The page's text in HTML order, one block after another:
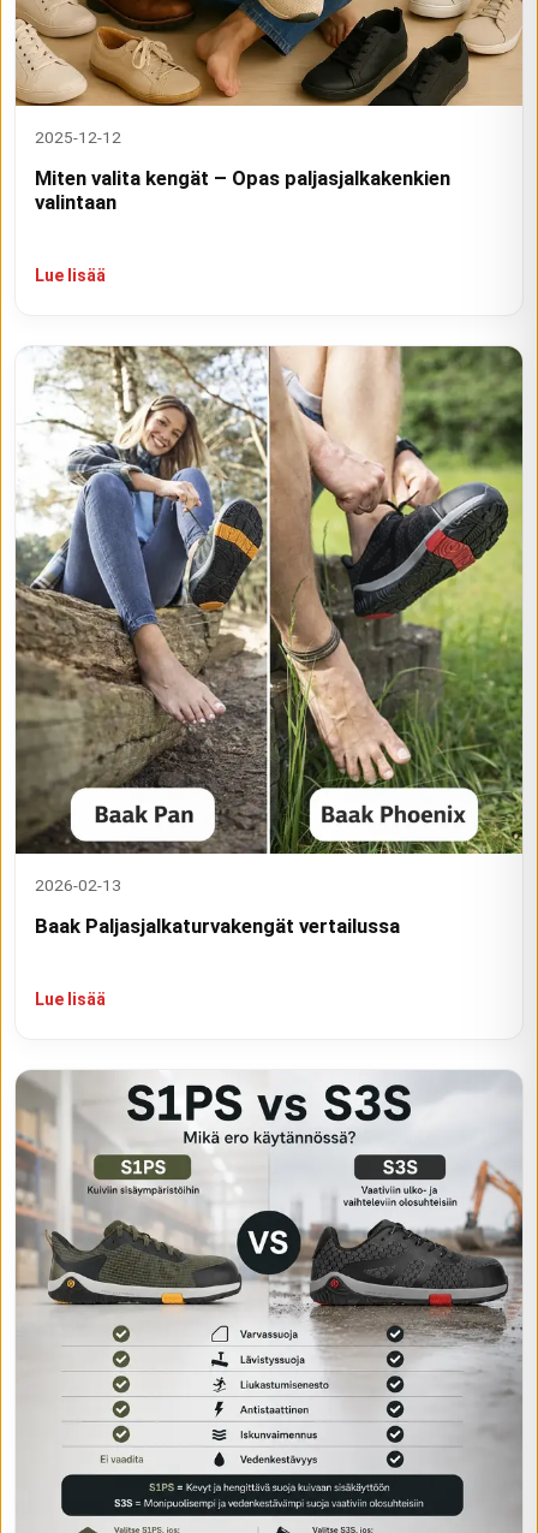
2025-12-12
Miten valita kengät – Opas paljasjalkakenkien
valintaan
Lue lisää
2026-02-13
Baak Paljasjalkaturvakengät vertailussa
Lue lisää